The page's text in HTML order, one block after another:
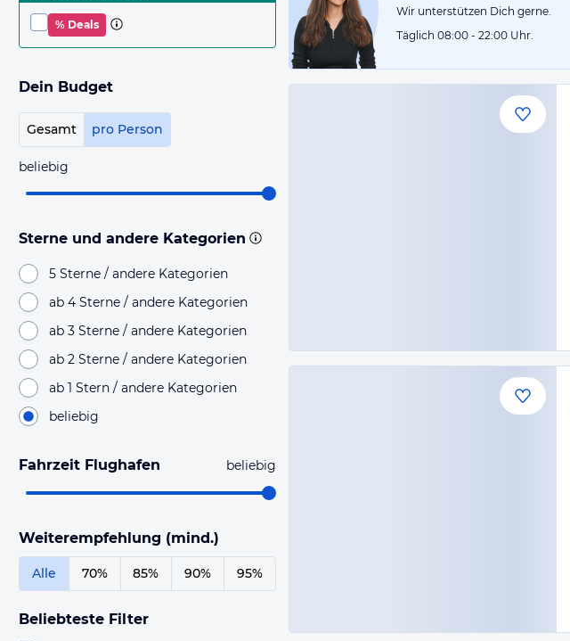
% Deals
Dein Budget
Gesamt pro Person
beliebig
Sterne und andere Kategorien
5 Sterne / andere Kategorien
ab 4 Sterne / andere Kategorien
ab 3 Sterne / andere Kategorien
ab 2 Sterne / andere Kategorien
ab 1 Stern / andere Kategorien
beliebig
Fahrzeit Flughafen beliebig
Weiterempfehlung (mind.)
Alle 70% 85% 90% 95%
Beliebteste Filter
Wir unterstützen Dich gerne.
Täglich 08:00 - 22:00 Uhr.